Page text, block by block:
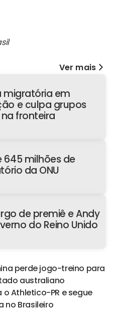
Ver mais
migratória em
e culpa grupos
fronteira
645 milhões de
da ONU
de premiê e Andy
do Reino Unido
perde jogo-treino para
australiano
Athletico-PR e segue
no Brasileiro